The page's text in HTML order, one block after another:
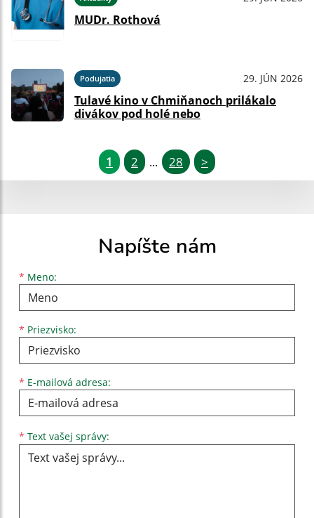
MUDr. Rothová
Podujatia 29. JÚN 2026
Tulavé kino v Chmiňanoch prilákalo
divákov pod holé nebo
1 2 ... 28 >
Napíšte nám
* Meno:
Meno
* Priezvisko:
Priezvisko
* E-mailová adresa:
E-mailová adresa
* Text vašej správy: